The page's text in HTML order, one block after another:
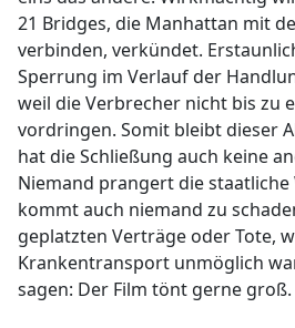
21 Bridges, die Manhattan mit
verbinden, verkündet.
Sperrung im Verlauf der
weil die Verbrecher nicht bis zu
vordringen. Somit bleibt dieser
hat die Schließung auch keine
Niemand prangert die staatliche
kommt auch niemand zu
geplatzten Verträge oder Tote,
Krankentransport unmöglich
sagen: Der Film tönt gerne groß.